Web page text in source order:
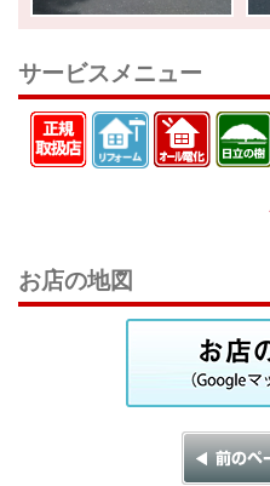
サービスメニュー
お店の地図